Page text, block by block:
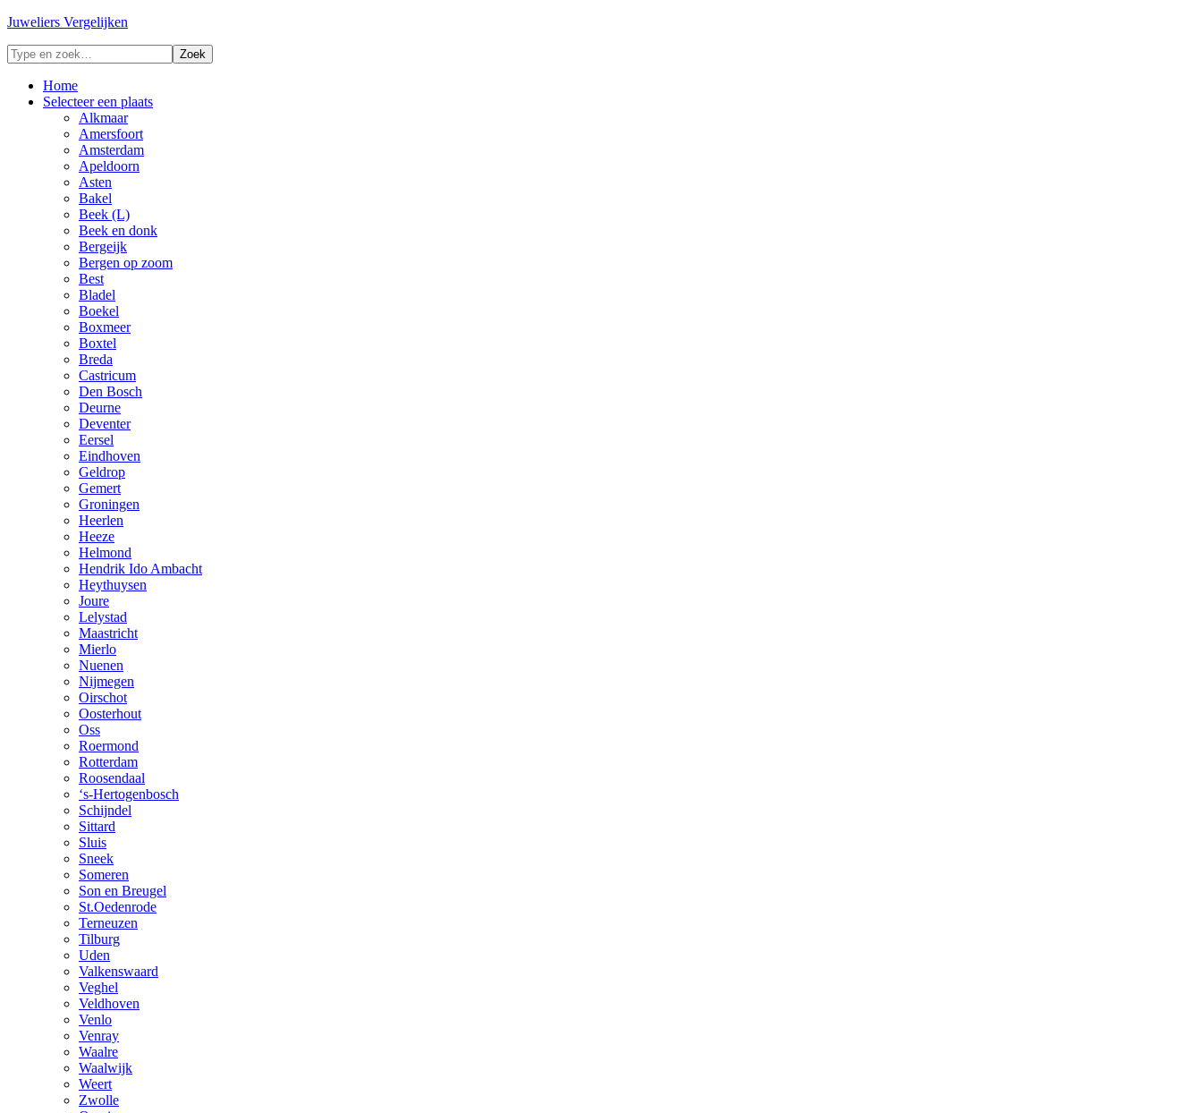
Juweliers Vergelijken
Home
Selecteer een plaats
Alkmaar
Amersfoort
Amsterdam
Apeldoorn
Asten
Bakel
Beek (L)
Beek en donk
Bergeijk
Bergen op zoom
Best
Bladel
Boekel
Boxmeer
Boxtel
Breda
Castricum
Den Bosch
Deurne
Deventer
Eersel
Eindhoven
Geldrop
Gemert
Groningen
Heerlen
Heeze
Helmond
Hendrik Ido Ambacht
Heythuysen
Joure
Lelystad
Maastricht
Mierlo
Nuenen
Nijmegen
Oirschot
Oosterhout
Oss
Roermond
Rotterdam
Roosendaal
‘s-Hertogenbosch
Schijndel
Sittard
Sluis
Sneek
Someren
Son en Breugel
St.Oedenrode
Terneuzen
Tilburg
Uden
Valkenswaard
Veghel
Veldhoven
Venlo
Venray
Waalre
Waalwijk
Weert
Zwolle